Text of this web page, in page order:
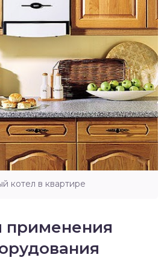
котел в квартире
применения